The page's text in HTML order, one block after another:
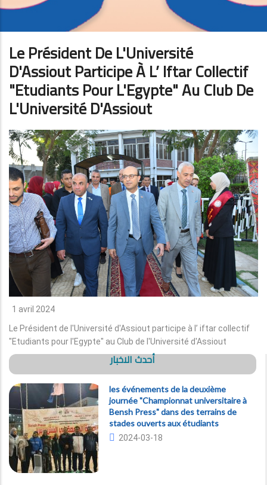
Le Président De L'Université
D'Assiout Participe À L’ Iftar Collectif
"Etudiants Pour L'Egypte" Au Club De
L'Université D'Assiout
1 avril 2024
Le Président de l'Université d'Assiout participe à l’ iftar collectif
"Etudiants pour l'Egypte" au Club de l'Université d'Assiout
أحدث الاخبار
les événements de la deuxième
journée "Championnat universitaire à
Bensh Press" dans des terrains de
stades ouverts aux étudiants
2024-03-18